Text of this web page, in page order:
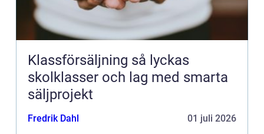
Klassförsäljning så lyckas
skolklasser och lag med smarta
säljprojekt
Fredrik Dahl 01 juli 2026